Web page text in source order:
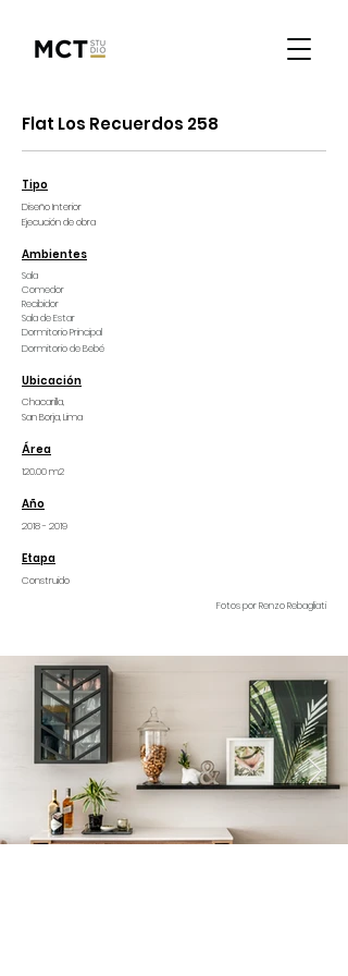
Flat Los Recuerdos 258
Tipo
Diseño Interior
Ejecución de obra
Ambientes
Sala
Comedor
Recibidor
Sala de Estar
Dormitorio Principal
Dormitoriode Bebé
Ubicación
Chacarilla,
San Borja, Lima
Área
120.00 m2
Año
2018 - 2019
Etapa
Construido
Fotos por Renzo Rebagliati